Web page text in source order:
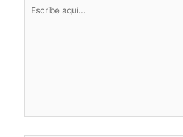
aquí...